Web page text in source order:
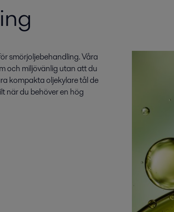
smörjoljebehandling. Våra
och miljövänlig utan att du
kompakta oljekylare tål de
när du behöver en hög